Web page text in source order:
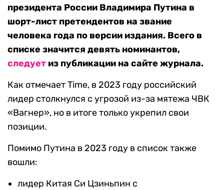
президента России Владимира Путина в
шорт-лист претендентов на звание
человека года по версии издания. Всего в
списке значится девять номинантов,
следует из публикации на сайте журнала.
Как отмечает Time, в 2023 году российский
лидер столкнулся с угрозой из-за мятежа ЧВК
«Вагнер», но в итоге только укрепил свои
позиции.
Помимо Путина в 2023 году в список также
вошли:
лидер Китая Си Цзиньпин с